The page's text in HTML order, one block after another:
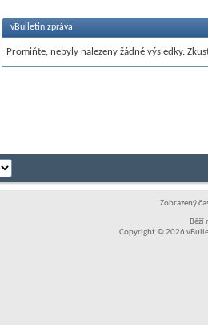
vBulletin zpráva
Promiňte, nebyly nalezeny žádné výsledky.
Zobrazený
Běží
Copyright © 2026